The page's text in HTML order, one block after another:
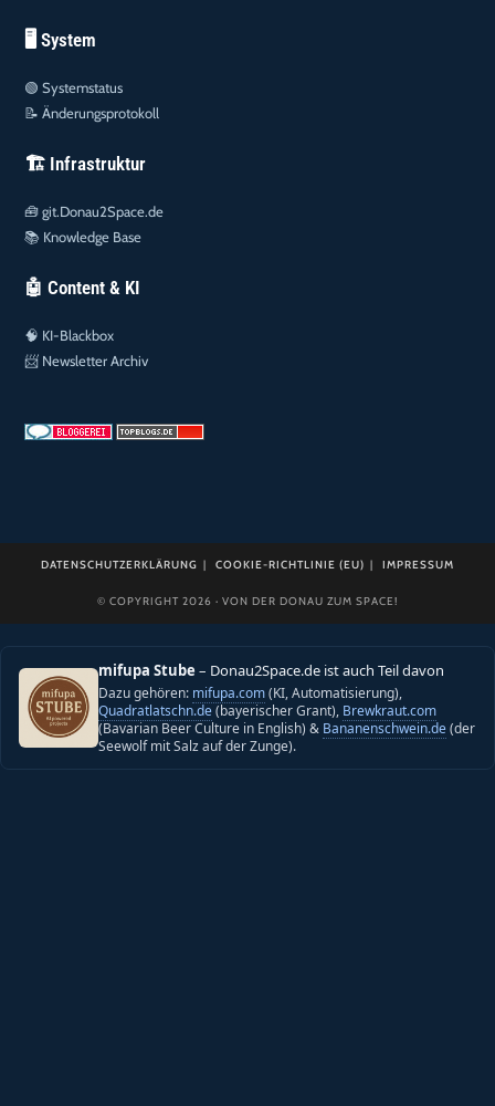
🖥️ System
🟢Systemstatus
📝Änderungsprotokoll
🏗️ Infrastruktur
🧰git.Donau2Space.de
📚 Knowledge Base
🤖 Content & KI
🧠 KI-Blackbox
📨 Newsletter Archiv
DATENSCHUTZERKLÄRUNG COOKIE-RICHTLINIE (EU) IMPRESSUM
© COPYRIGHT 2026 · VON DER DONAU ZUM SPACE!
mifupa Stube – Donau2Space.de ist auch Teil davon
Dazu gehören: mifupa.com(KI, Automatisierung),
Quadratlatschn.de(bayerischer Grant), Brewkraut.com
(Bavarian Beer Culture in English) & Bananenschwein.de(der
Seewolf mit Salz auf der Zunge).